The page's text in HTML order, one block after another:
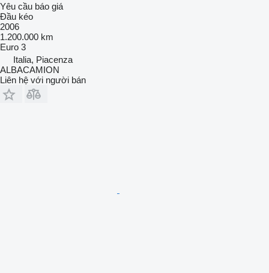
Yêu cầu báo giá
Đầu kéo
2006
1.200.000 km
Euro 3
Italia, Piacenza
ALBACAMION
Liên hệ với người bán